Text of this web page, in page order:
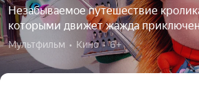
Незабываемое путешествие
которыми движет жажда
Мультфильм  •  Кино  •  6+